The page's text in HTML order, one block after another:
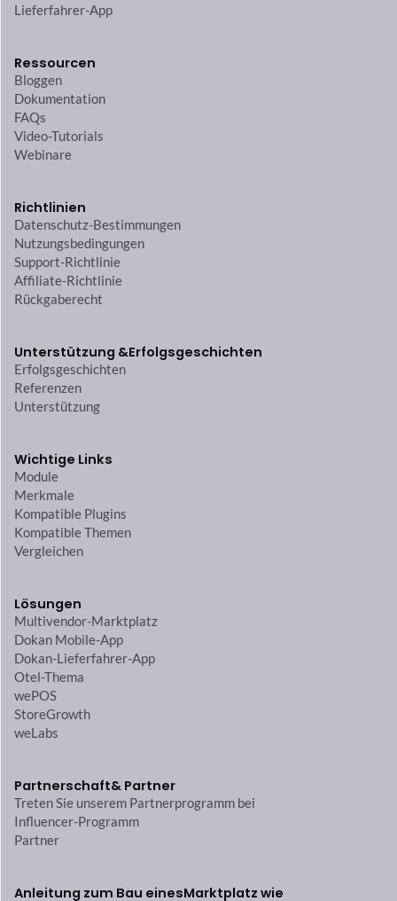
Lieferfahrer-App
Ressourcen
Bloggen
Dokumentation
FAQs
Video-Tutorials
Webinare
Richtlinien
Datenschutz-Bestimmungen
Nutzungsbedingungen
Support-Richtlinie
Affiliate-Richtlinie
Rückgaberecht
Unterstützung &Erfolgsgeschichten
Erfolgsgeschichten
Referenzen
Unterstützung
Wichtige Links
Module
Merkmale
Kompatible Plugins
Kompatible Themen
Vergleichen
Lösungen
Multivendor-Marktplatz
Dokan Mobile-App
Dokan-Lieferfahrer-App
Otel-Thema
wePOS
StoreGrowth
weLabs
Partnerschaft& Partner
Treten Sie unserem Partnerprogramm bei
Influencer-Programm
Partner
Anleitung zum Bau einesMarktplatz wie